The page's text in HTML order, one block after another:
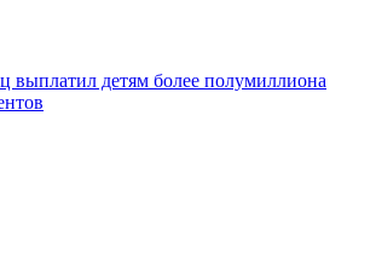
выплатил детям более полумиллиона